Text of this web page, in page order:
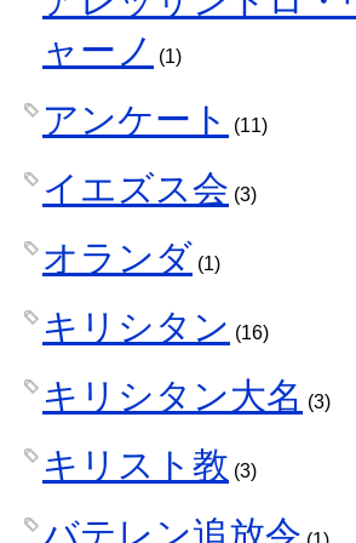
ャーノ
(1)
アンケート (11)
イエズス会 (3)
オランダ (1)
キリシタン (16)
キリシタン大名 (3)
キリスト教 (3)
バテレン追放令